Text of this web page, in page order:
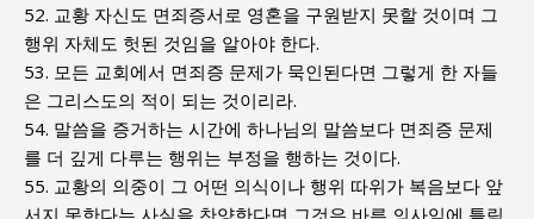
52. 교황 자신도 면죄증서로 영혼을 구원받지 못할 것이며 그
행위 자체도 헛된 것임을 알아야 한다.
53. 모든 교회에서 면죄증 문제가 묵인된다면 그렇게 한 자들
은 그리스도의 적이 되는 것이리라.
54. 말씀을 증거하는 시간에 하나님의 말씀보다 면죄증 문제
를 더 깊게 다루는 행위는 부정을 행하는 것이다.
55. 교황의 의중이 그 어떤 의식이나 행위 따위가 복음보다 앞